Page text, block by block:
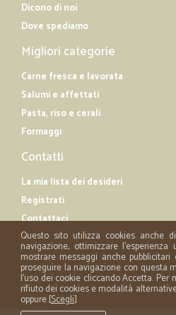
Dicono di noi
Dove spediamo
Migliori categorie
Carne fresca e lavorata
Salumi e affettati
Pasta, riso e cerali
Formaggi
Contatti
La mia lista dei desideri
Registrati
Contattaci
Questo sito utilizza cookies anche
navigazione, ottimizzare
mostrare messaggi anche pubblicitari
proseguire la navigazione con questa
l'uso dei cookie cliccando Accetta. Per
rifiuto dei cookies e modalità
oppure [Scegli]